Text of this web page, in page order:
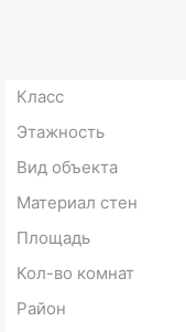
Класс
Этажность
Вид объекта
Материал стен
Площадь
Кол-во комнат
Район